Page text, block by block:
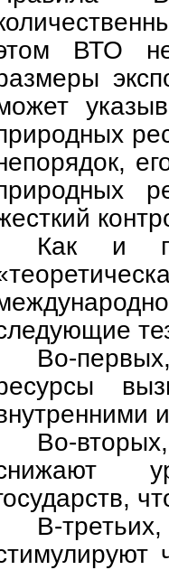
ВТО не
Как и
Во-
Во-
В-